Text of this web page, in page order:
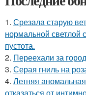
1. Срезала старую
нормальной светлой
пустота.
2. Переехали за
3. Серая гниль на
4. Летняя